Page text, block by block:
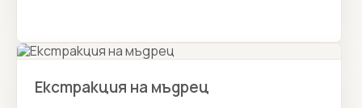
Екстракция на мъдрец